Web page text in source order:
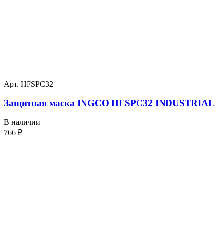
Арт. HFSPC32
Защитная маска INGCO HFSPC32 INDUSTRIAL
В наличии
766 ₽